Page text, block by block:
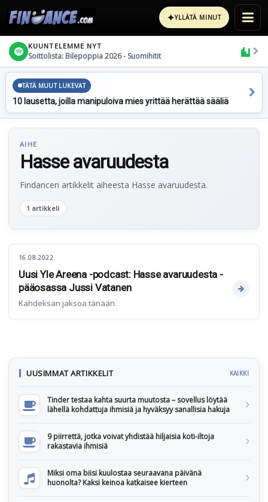
✦YLLÄTÄ MINUT
KUUNTELEMME NYT
Soittolista: Bilepoppia 2026 - Suomihitit
TÄTÄ MUUT LUKEVAT
10 lausetta, joilla manipuloiva mies yrittää herättää sääliä
AIHE
Hasse avaruudesta
Findancen artikkelit aiheesta Hasse avaruudesta.
1 artikkeli
16.08.2022
Uusi Yle Areena -podcast: Hasse avaruudesta -
pääosassa Jussi Vatanen
Kahdeksan jaksoa tänään.
UUSIMMAT ARTIKKELIT KAIKKI
Tinder testaa kahta suurta muutosta – sovellus löytää
lähellä kohdattuja ihmisiä ja hyväksyy sanallisia hakuja
9 piirrettä, jotka voivat yhdistää hiljaisia koti-iltoja
rakastavia ihmisiä
Miksi oma biisi kuulostaa seuraavana päivänä
huonolta? Kaksi keinoa katkaisee kierteen